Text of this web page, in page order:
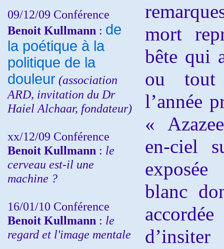
09/12/09 Conférence
Benoit Kullmann : de
la poétique à la
politique de la
douleur (association
ARD, invitation du Dr
Haiel Alchaar, fondateur)
xx/12/09 Conférence
Benoit Kullmann : le
cerveau est-il une
machine ?
16/01/10 Conférence
Benoit Kullmann : le
regard et l'image mentale
mort
bête qui
ou tout
l’année
«
en-ciel
blanc